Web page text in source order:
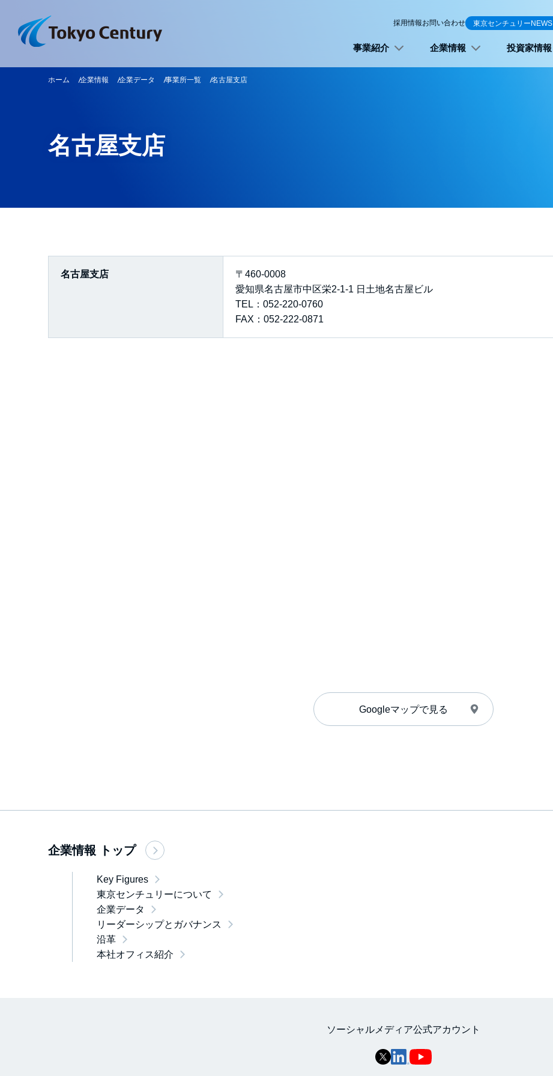
事業紹介 企業情報 投資家情報
採用情報お問い合わせ 東京センチュリーNEWS
ホーム 企業情報 企業データ 事業所一覧 名古屋支店
名古屋支店
名古屋支店
〒460-0008
愛知県名古屋市中区栄2-1-1 日土地名古屋ビル
TEL：052-220-0760
FAX：052-222-0871
Googleマップで見る
企業情報 トップ
Key Figures
東京センチュリーについて
企業データ
リーダーシップとガバナンス
沿革
本社オフィス紹介
ソーシャルメディア公式アカウント